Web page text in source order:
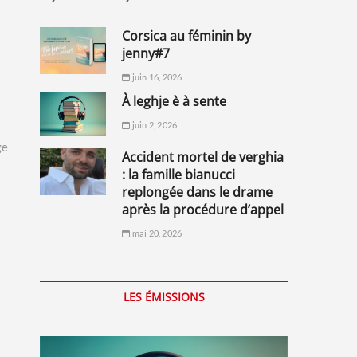
corsica au féminin by
jenny#7
juin 16, 2026
à leghje è à sente
juin 2, 2026
accident mortel de verghia
: la famille bianucci
replongée dans le drame
après la procédure d’appel
mai 20, 2026
LES ÉMISSIONS